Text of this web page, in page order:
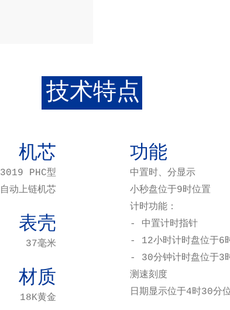
技术特点
机芯
3019 PHC型
自动上链机芯
表壳
37毫米
材质
18K黄金
功能
中置时、分显示
小秒盘位于9时位置
计时功能：
- 中置计时指针
- 12小时计时盘位于6
- 30分钟计时盘位于3
测速刻度
日期显示位于4时30分